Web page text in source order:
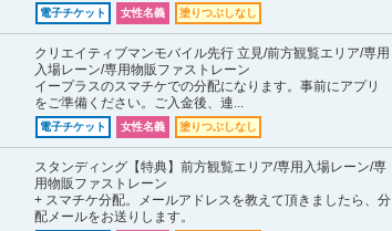
電子チケット 女性名義 塗りつぶしなし
クリエイティブマンモバイル先行 立見/前方観覧エリア/専用
入場レーン/専用物販ファストレーン
イープラスのスマチケでの分配になります。事前にアプリ
をご準備ください。ご入金後、連...
電子チケット 女性名義 塗りつぶしなし
スタンディング【特典】前方観覧エリア/専用入場レーン/専
用物販ファストレーン
+ スマチケ分配。メールアドレスを教えて頂きましたら、分
配メールをお送りします。